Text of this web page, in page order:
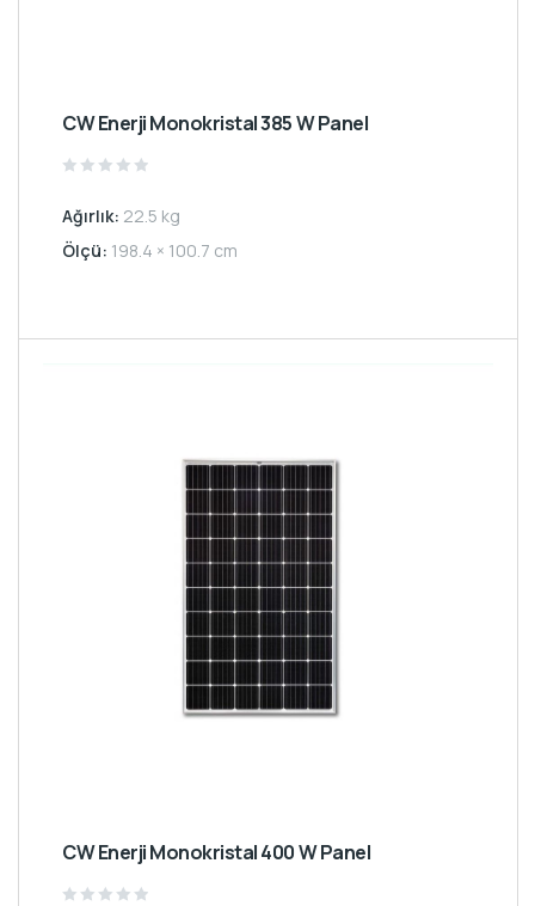
CW Enerji Monokristal 385 W Panel
out
of
5
Ağırlık: 22.5 kg
Ölçü: 198.4 × 100.7 cm
CW Enerji Monokristal 400 W Panel